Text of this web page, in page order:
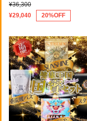
¥36,300
¥29,040
20%OFF